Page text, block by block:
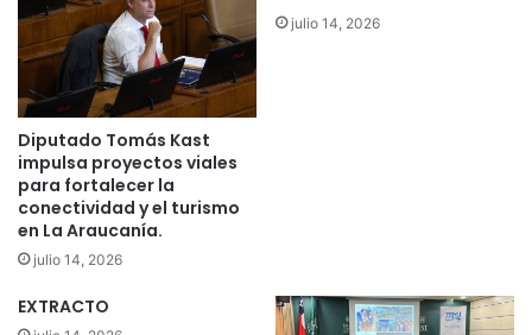
a
s
o
c
i
a
l
e
d
e
Diputado Tomás Kast
impulsa proyectos viales
para fortalecer la
conectividad y el turismo
en La Araucanía.
julio 14, 2026
julio 14, 2026
EXTRACTO